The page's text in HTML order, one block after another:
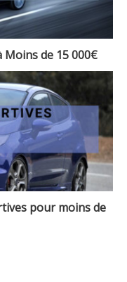
Moins de 15 000€
pour moins de